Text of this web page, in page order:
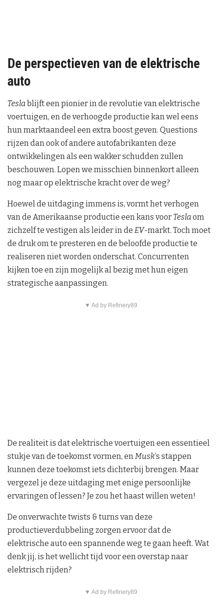
De perspectieven van de elektrische
auto
Teslablijft een pionier in de revolutie van elektrische
voertuigen, en de verhoogde productie kan wel eens
hun marktaandeel een extra boost geven. Questions
rijzen dan ook of andere autofabrikanten deze
ontwikkelingen als een wakker schudden zullen
beschouwen. Lopen we misschien binnenkort alleen
nog maar op elektrische kracht over de weg?
Hoewel de uitdaging immens is, vormt het verhogen
van de Amerikaanse productie een kans voor Teslaom
zichzelf te vestigen als leider in de EV-markt. Toch moet
de druk om te presteren en de beloofde productie te
realiseren niet worden onderschat. Concurrenten
kijken toe en zijn mogelijk al bezig met hun eigen
strategische aanpassingen.
▼ Ad by Refinery89
De realiteit is dat elektrische voertuigen een essentieel
stukje van de toekomst vormen, enMusk’s stappen
kunnen deze toekomst iets dichterbij brengen. Maar
vergezel je deze uitdaging met enige persoonlijke
ervaringen of lessen? Je zou het haast willen weten!
De onverwachte twists & turns van deze
productieverdubbeling zorgen ervoor dat de
elektrische auto een spannende weg te gaan heeft. Wat
denk jij, is het wellicht tijd voor een overstap naar
elektrisch rijden?
▼ Ad by Refinery89